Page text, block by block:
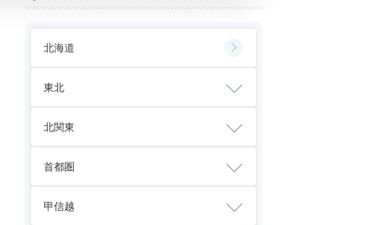
北海道
東北
北関東
首都圏
甲信越